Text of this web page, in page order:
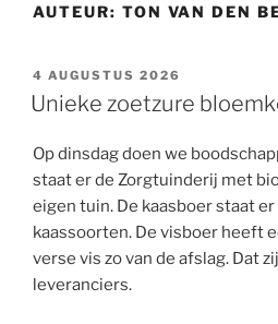
AUTEUR: TON VAN DEN
GEPLAATST
OP
4 AUGUSTUS 2026
Unieke zoetzure
Op dinsdag doen we
staat er de Zorgtuinderij met
eigen tuin. De kaasboer staat
kaassoorten. De visboer heeft
verse vis zo van de afslag. Dat
leveranciers.